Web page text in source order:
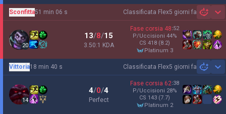
Classificata Flex5 giorni fa
Sconfitta51 min 06 s
20
13/8/15
3.50:1 KDA
Fase corsia 48:52
P/Uccisioni 44%
CS 418 (8.2)
platinum 3
Classificata Flex5 giorni fa
Vittoria18 min 40 s
14
4/0/4
Perfect
Fase corsia 62:38
P/Uccisioni 28%
CS 143 (7.7)
platinum 2